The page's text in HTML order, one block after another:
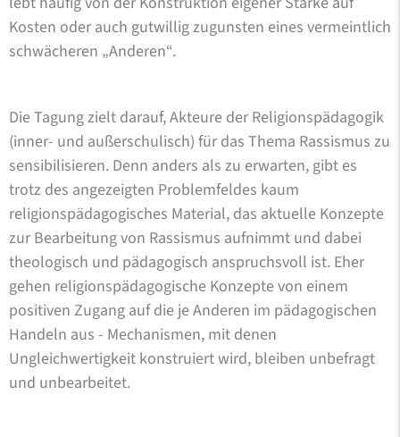
Kosten oder auch gutwillig zugunsten eines vermeintlich
schwächeren „Anderen“.
Die Tagung zielt darauf, Akteure der Religionspädagogik
(inner- und außerschulisch) für das Thema Rassismus zu
sensibilisieren. Denn anders als zu erwarten, gibt es
trotz des angezeigten Problemfeldes kaum
religionspädagogisches Material, das aktuelle Konzepte
zur Bearbeitung von Rassismus aufnimmt und dabei
theologisch und pädagogisch anspruchsvoll ist. Eher
gehen religionspädagogische Konzepte von einem
positiven Zugang auf die je Anderen im pädagogischen
Handeln aus - Mechanismen, mit denen
Ungleichwertigkeit konstruiert wird, bleiben unbefragt
und unbearbeitet.